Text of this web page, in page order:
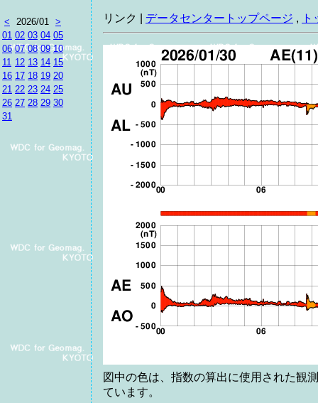
< 2026/01 >
01 02 03 04 05
06 07 08 09 10
11 12 13 14 15
16 17 18 19 20
21 22 23 24 25
26 27 28 29 30
31
リンク | データセンタートップページ ,
図中の色は、指数の算出に使用された観
ています。